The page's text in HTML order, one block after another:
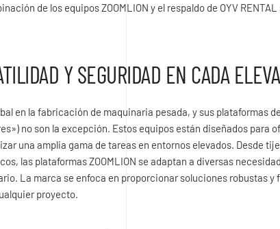
de los equipos ZOOMLION y el respaldo de OYV
Y SEGURIDAD EN CADA
en la fabricación de maquinaria pesada, y sus plataformas
no son la excepción. Estos equipos están diseñados para
una amplia gama de tareas en entornos elevados. Desde
las plataformas ZOOMLION se adaptan a diversas
La marca se enfoca en proporcionar soluciones robustas y
proyecto.